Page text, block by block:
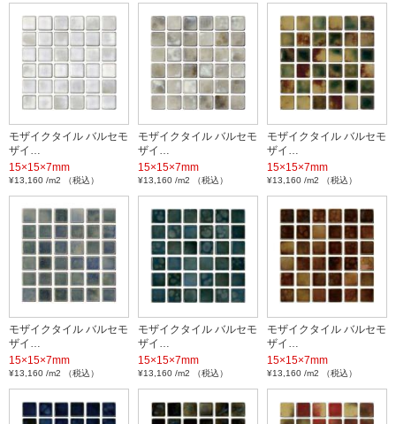
モザイクタイル バルセモ
ザイ…
15×15×7mm
¥13,160 /m2 （税込）
モザイクタイル バルセモ
ザイ…
15×15×7mm
¥13,160 /m2 （税込）
モザイクタイル バルセモ
ザイ…
15×15×7mm
¥13,160 /m2 （税込）
モザイクタイル バルセモ
ザイ…
15×15×7mm
¥13,160 /m2 （税込）
モザイクタイル バルセモ
ザイ…
15×15×7mm
¥13,160 /m2 （税込）
モザイクタイル バルセモ
ザイ…
15×15×7mm
¥13,160 /m2 （税込）